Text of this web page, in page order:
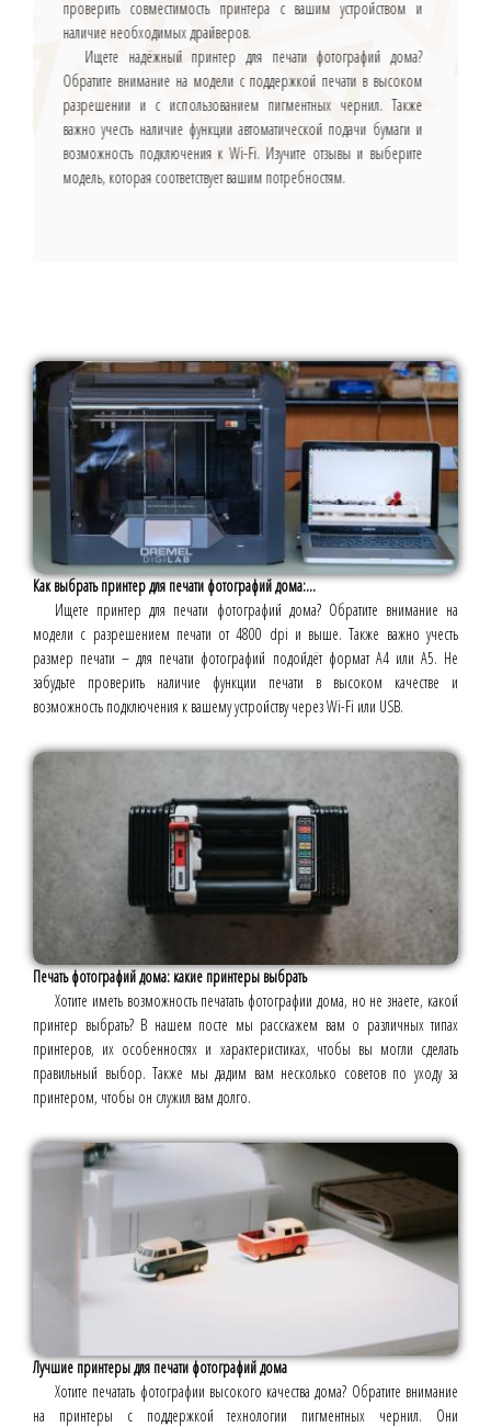
проверить совместимость принтера с вашим устройством и
наличие необходимых драйверов.
Ищете надёжный принтер для печати фотографий дома?
Обратите внимание на модели с поддержкой печати в высоком
разрешении и с использованием пигментных чернил. Также
важно учесть наличие функции автоматической подачи бумаги и
возможность подключения к Wi-Fi. Изучите отзывы и выберите
модель, которая соответствует вашим потребностям.
Как выбрать принтер для печати фотографий дома:...
Ищете принтер для печати фотографий дома? Обратите внимание на
модели с разрешением печати от 4800 dpi и выше. Также важно учесть
размер печати – для печати фотографий подойдёт формат A4 или A5. Не
забудьте проверить наличие функции печати в высоком качестве и
возможность подключения к вашему устройству через Wi-Fi или USB.
Печать фотографий дома: какие принтеры выбрать
Хотите иметь возможность печатать фотографии дома, но не знаете, какой
принтер выбрать? В нашем посте мы расскажем вам о различных типах
принтеров, их особенностях и характеристиках, чтобы вы могли сделать
правильный выбор. Также мы дадим вам несколько советов по уходу за
принтером, чтобы он служил вам долго.
Лучшие принтеры для печати фотографий дома
Хотите печатать фотографии высокого качества дома? Обратите внимание
на принтеры с поддержкой технологии пигментных чернил. Они